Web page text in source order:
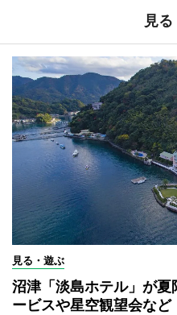
見
見る・遊ぶ
沼津「淡島ホテル」が
ービスや星空観望会など